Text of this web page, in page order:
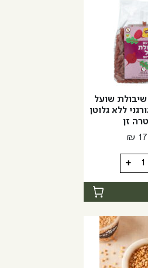
שועל
ללא גלוטן
זן
₪
+